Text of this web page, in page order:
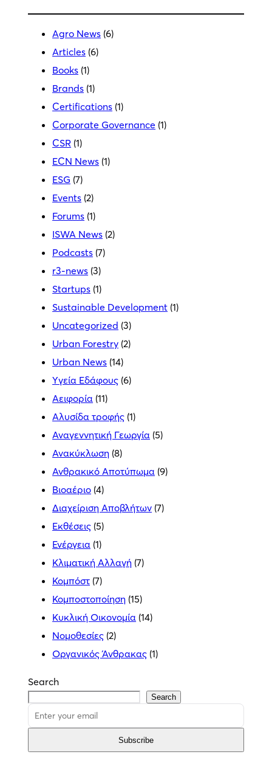
Agro News (6)
Articles (6)
Books (1)
Brands (1)
Certifications (1)
Corporate Governance (1)
CSR (1)
ECN News (1)
ESG (7)
Events (2)
Forums (1)
ISWA News (2)
Podcasts (7)
r3-news (3)
Startups (1)
Sustainable Development (1)
Uncategorized (3)
Urban Forestry (2)
Urban News (14)
Yγεία Εδάφους (6)
Αειφορία (11)
Αλυσίδα τροφής (1)
Αναγεννητική Γεωργία (5)
Ανακύκλωση (8)
Ανθρακικό Αποτύπωμα (9)
Βιοαέριο (4)
Διαχείριση Αποβλήτων (7)
Εκθέσεις (5)
Ενέργεια (1)
Κλιματική Αλλαγή (7)
Κομπόστ (7)
Κομποστοποίηση (15)
Κυκλική Οικονομία (14)
Νομοθεσίες (2)
Οργανικός Άνθρακας (1)
Search
Search
Subscribe